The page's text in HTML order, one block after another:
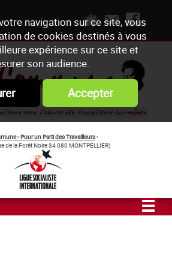
navigation sur ce site, vous
de cookies destinés à vous
expérience sur ce site et
son audience.
Accepter
- Pour un Parti des Travailleurs-
de la Forêt Noire 34 080 MONTPELLIER)